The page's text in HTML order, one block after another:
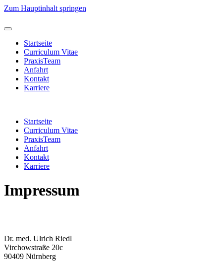
Zum Hauptinhalt springen
Startseite
Curriculum Vitae
PraxisTeam
Anfahrt
Kontakt
Karriere
Startseite
Curriculum Vitae
PraxisTeam
Anfahrt
Kontakt
Karriere
Impressum
Dr. med. Ulrich Riedl
Virchowstraße 20c
90409 Nürnberg